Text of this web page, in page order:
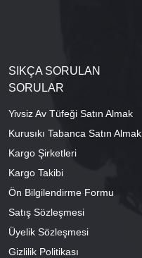
SIKÇA SORULAN
SORULAR
Yivsiz Av Tüfeği Satın Almak
Kurusıkı Tabanca Satın Almak
Kargo Şirketleri
Kargo Takibi
Ön Bilgilendirme Formu
Satış Sözleşmesi
Üyelik Sözleşmesi
Gizlilik Politikası